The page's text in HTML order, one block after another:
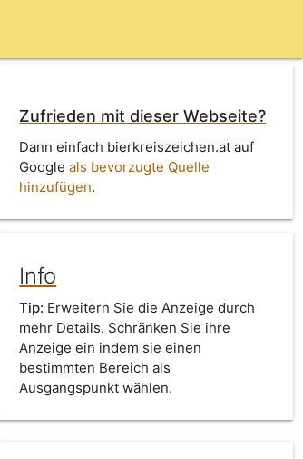
Zufrieden mit dieser Webseite?
Dann einfach bierkreiszeichen.at auf
Googleals bevorzugte Quelle
hinzufügen.
Info
Tip: Erweitern Sie die Anzeige durch
mehr Details. Schränken Sie ihre
Anzeige ein indem sie einen
bestimmten Bereich als
Ausgangspunkt wählen.